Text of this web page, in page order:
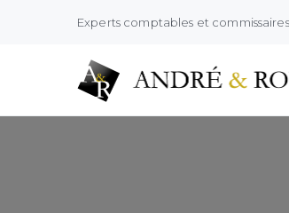
Experts comptables et